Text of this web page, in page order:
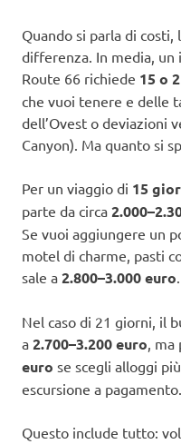
Quando si parla di
differenza. In media,
Route 66 richiede 15 o
che vuoi tenere e delle
dell’Ovest o deviazioni
Canyon). Ma quanto si
Per un viaggio di 15
parte da circa
Se vuoi aggiungere un
motel di charme, pasti
sale a 2.800–3.000 euro.
Nel caso di 21 giorni, il
a 2.700–3.200 euro, ma
euro se scegli alloggi
escursione a pagamento.
Questo include tutto: